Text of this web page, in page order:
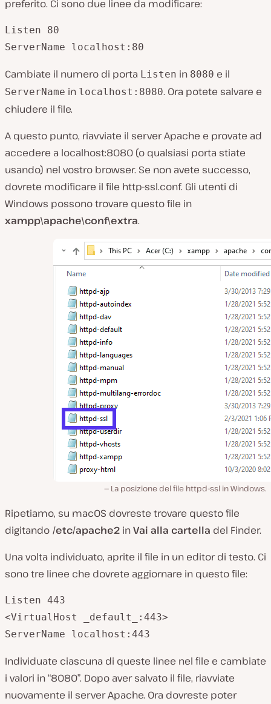
preferito. Ci sono due linee da modificare:
Listen 80
ServerName localhost:80
Cambiate il numero di porta Listen in 8080 e il
ServerName in localhost:8080. Ora potete salvare e
chiudere il file.
A questo punto, riavviate il server Apache e provate ad
accedere a localhost:8080 (o qualsiasi porta stiate
usando) nel vostro browser. Se non avete successo,
dovrete modificare il file http-ssl.conf. Gli utenti di
Windows possono trovare questo file in
xampp\apache\conf\extra.
La posizione del file httpd-ssl in Windows.
Ripetiamo, su macOS dovreste trovare questo file
digitando /etc/apache2 inVai alla cartella del Finder.
Una volta individuato, aprite il file in un editor di testo. Ci
sono tre linee che dovrete aggiornare in questo file:
Listen 443
<VirtualHost _default_:443>
ServerName localhost:443
Individuate ciascuna di queste linee nel file e cambiate
i valori in “8080”. Dopo aver salvato il file, riavviate
nuovamente il server Apache. Ora dovreste poter